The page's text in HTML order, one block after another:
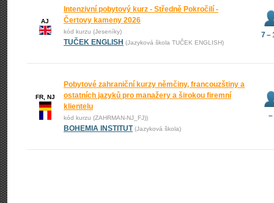
AJ
Intenzivní pobytový kurz - Středně Pokročilí -
Čertovy kameny 2026
kód kurzu (Jeseníky)
TUČEK ENGLISH (Jazyková škola TUČEK ENGLISH)
7 –
FR, NJ
Pobytové zahraniční kurzy němčiny, francouzštiny a
ostatních jazyků pro manažery a širokou firemní
klientelu
kód kurzu (ZAHRMAN-NJ_FJ))
BOHEMIA INSTITUT (Jazyková škola)
–